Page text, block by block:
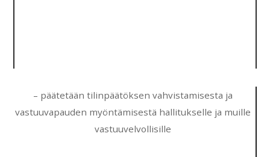
– päätetään tilinpäätöksen vahvistamisesta ja
vastuuvapauden myöntämisestä hallitukselle ja muille
vastuuvelvollisille